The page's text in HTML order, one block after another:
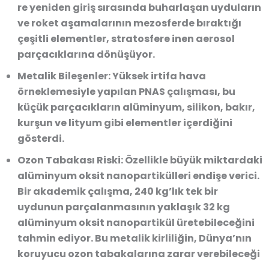
re yeniden giriş sırasında buharlaşan uyduların
ve roket aşamalarının mezosferde bıraktığı
çeşitli elementler, stratosfere inen aerosol
parçacıklarına dönüşüyor.
Metalik Bileşenler:Yüksek irtifa hava
örneklemesiyle yapılan PNAS çalışması, bu
küçük parçacıkların alüminyum, silikon, bakır,
kurşun ve lityum gibi elementler içerdiğini
gösterdi.
Ozon Tabakası Riski:Özellikle büyük miktardaki
alüminyum oksit nanopartikülleri endişe verici.
Bir akademik çalışma, 240 kg’lık tek bir
uydunun parçalanmasının yaklaşık32 kg
alüminyum oksit nanopartikül üretebileceğini
tahmin ediyor. Bu metalik kirliliğin, Dünya’nın
koruyucu ozon tabakalarına zarar verebileceği